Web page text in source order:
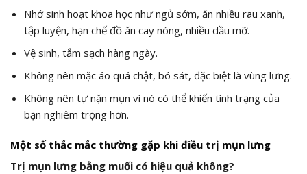
Nhớ sinh hoạt khoa học như ngủ sớm, ăn nhiều rau xanh,
tập luyện, hạn chế đồ ăn cay nóng, nhiều dầu mỡ.
Vệ sinh, tắm sạch hàng ngày.
Không nên mặc áo quá chật, bó sát, đặc biệt là vùng lưng.
Không nên tự nặn mụn vì nó có thể khiến tình trạng của
bạn nghiêm trọng hơn.
Một số thắc mắc thường gặp khi điều trị mụn lưng
Trị mụn lưng bằng muối có hiệu quả không?